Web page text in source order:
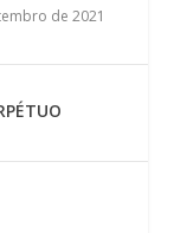
de 2021